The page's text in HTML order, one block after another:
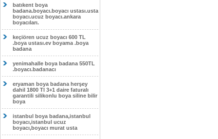
batıkent boya
badana.boyacı.boyacı ustası.usta
boyacı.ucuz boyacı.ankara
boyacıları.
keçiören ucuz boyacı 600 TL
.boya ustası.ev boyama .boya
badana
yenimahalle boya badana 550TL
.boyacı.badanacı
eryaman boya badana herşey
dahil 1800 Tl 3+1 daire faturalı
garantili silikonlu boya siline bilir
boya
istanbul boya badana,istanbul
boyacı,istanbul ucuz
boyacı,boyacı murat usta